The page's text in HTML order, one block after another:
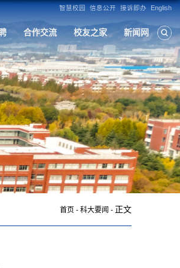
学科建设 招生就业 科
首页 -科大要闻 - 正文